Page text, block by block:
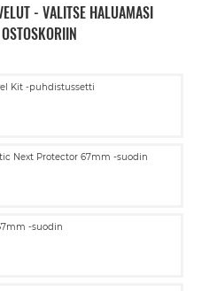
- VALITSE HALUAMASI
Kit -puhdistussetti
Next Protector 67mm -suodin
-suodin